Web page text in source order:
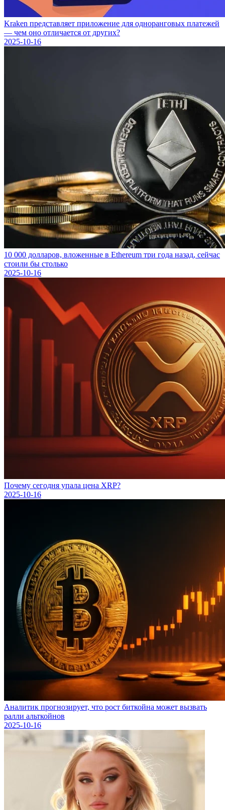
Kraken представляет приложение для одноранговых платежей
— чем оно отличается от других?
2025-10-16
10 000 долларов, вложенные в Ethereum три года назад, сейчас
стоили бы столько
2025-10-16
Почему сегодня упала цена XRP?
2025-10-16
Аналитик прогнозирует, что рост биткойна может вызвать
ралли альткойнов
2025-10-16